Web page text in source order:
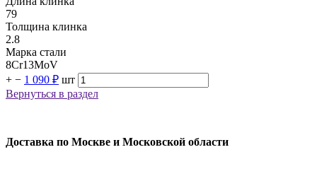
79
Толщина клинка
2.8
Марка стали
8Cr13MoV
+ − 1 090 ₽ шт
Вернуться в раздел
Доставка по Москве и Московской области